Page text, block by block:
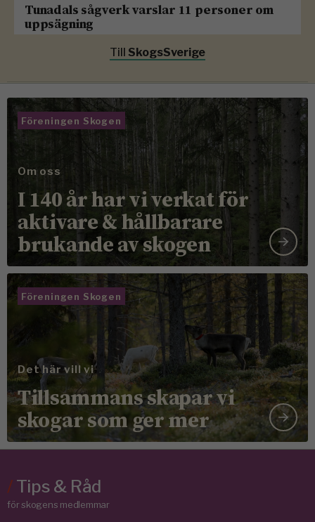
Tunadals sågverk varslar 11 personer om
uppsägning
Till SkogsSverige
Föreningen Skogen
Om oss
I 140 år har vi verkat för
aktivare & hållbarare
brukande av skogen
Föreningen Skogen
Det här vill vi
Tillsammans skapar vi
skogar som ger mer
/Tips & Råd
för skogens medlemmar